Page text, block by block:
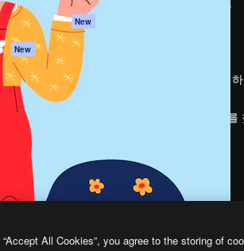
New
원본 New
쿠키 정책
Trust Center
제휴 파트너
비지니스
콘텐츠 판매
magnific.ai를
니다
All Cookies”, you agree to the storing of